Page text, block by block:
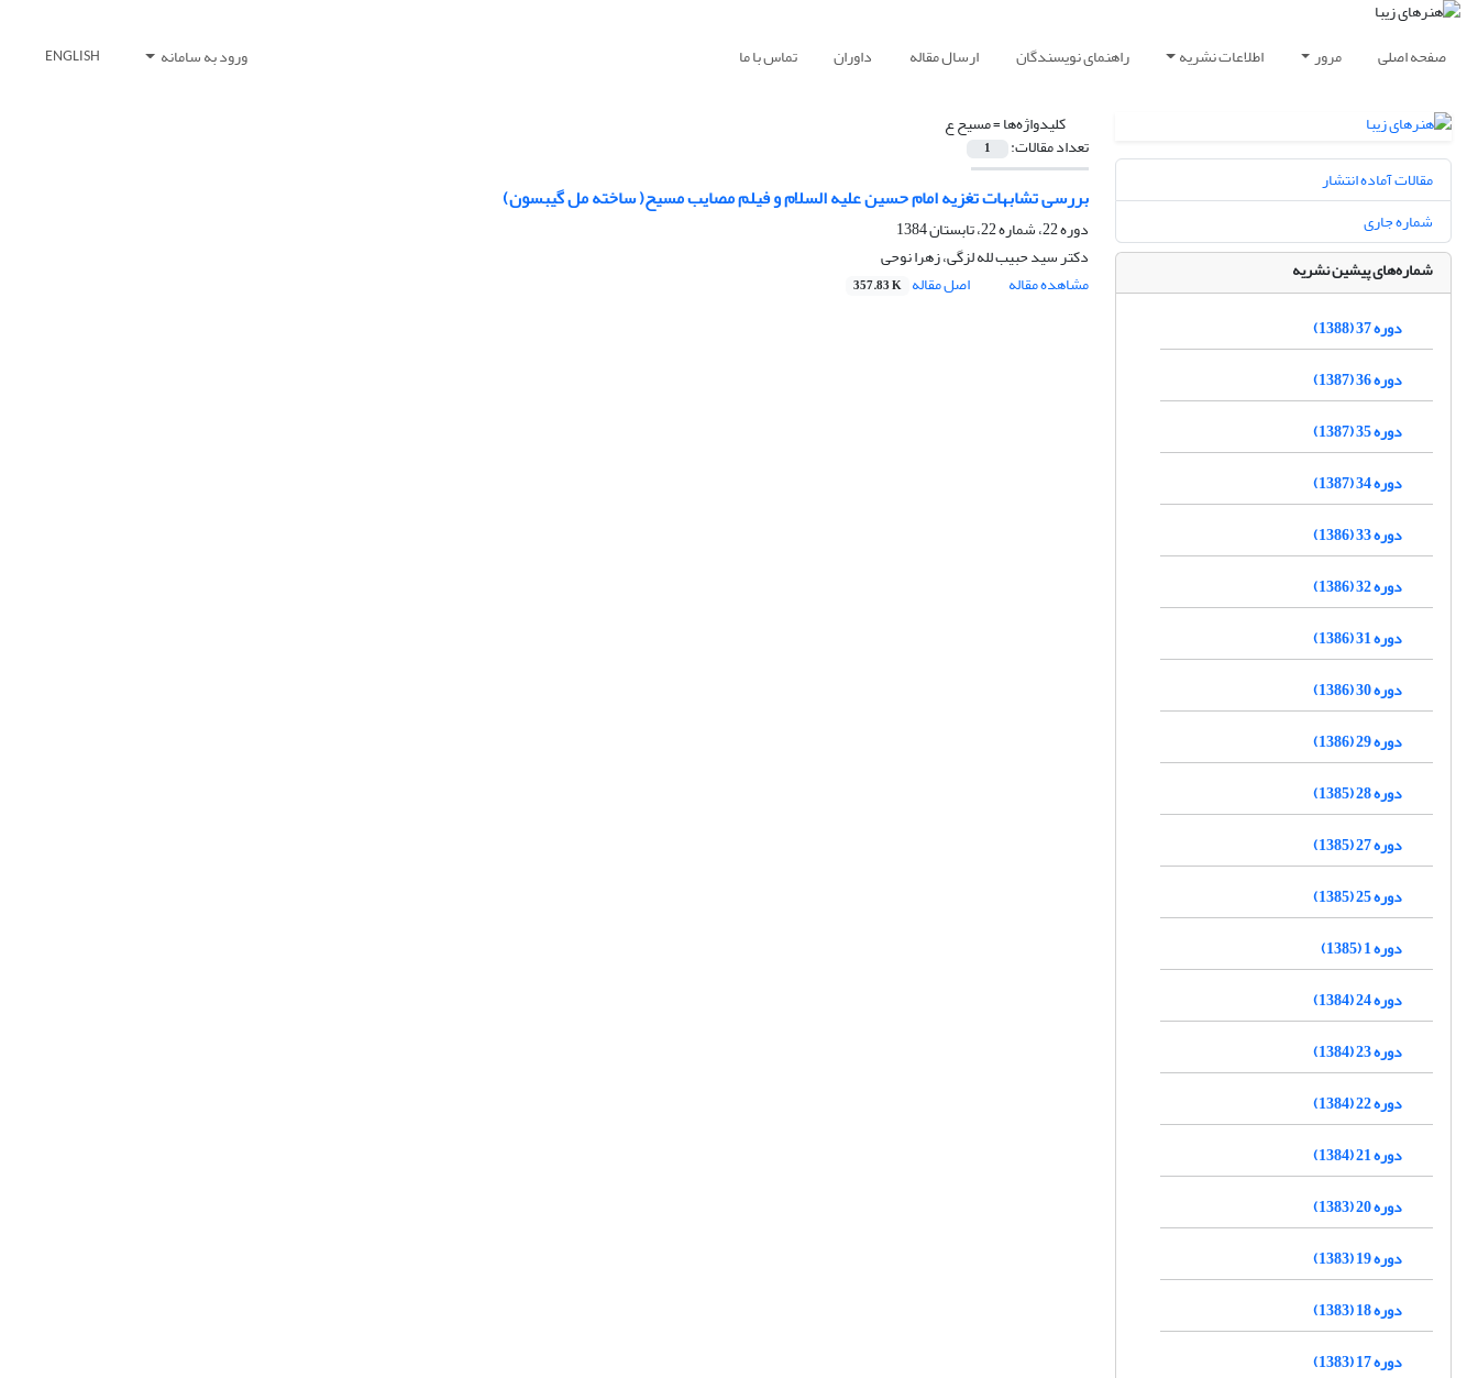
صفحه اصلی مرور اطلاعات نشریه راهنمای نویسندگان ارسال مقاله داوران تماس با ما ورود به سامانه ENGLISH
کلیدواژه‌ها =مسیح ع
تعداد مقالات: 1
بررسی تشابهات تغزیه امام حسین علیه السلام و فیلم مصایب مسیح( ساخته مل گیبسون)
دوره 22، شماره 22، تابستان 1384
دکتر سید حبیب لله لزگی، زهرا نوحی
مشاهده مقاله
اصل مقاله 357.83 K
مقالات آماده انتشار
شماره جاری
شماره‌های پیشین نشریه
دوره 37 (1388)
دوره 36 (1387)
دوره 35 (1387)
دوره 34 (1387)
دوره 33 (1386)
دوره 32 (1386)
دوره 31 (1386)
دوره 30 (1386)
دوره 29 (1386)
دوره 28 (1385)
دوره 27 (1385)
دوره 25 (1385)
دوره 1 (1385)
دوره 24 (1384)
دوره 23 (1384)
دوره 22 (1384)
دوره 21 (1384)
دوره 20 (1383)
دوره 19 (1383)
دوره 18 (1383)
دوره 17 (1383)